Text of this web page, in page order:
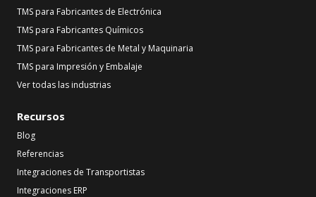
TMS para Fabricantes de Electrónica
TMS para Fabricantes Químicos
TMS para Fabricantes de Metal y Maquinaria
TMS para Impresión y Embalaje
Ver todas las industrias
Recursos
Blog
Referencias
Integraciones de Transportistas
Integraciones ERP